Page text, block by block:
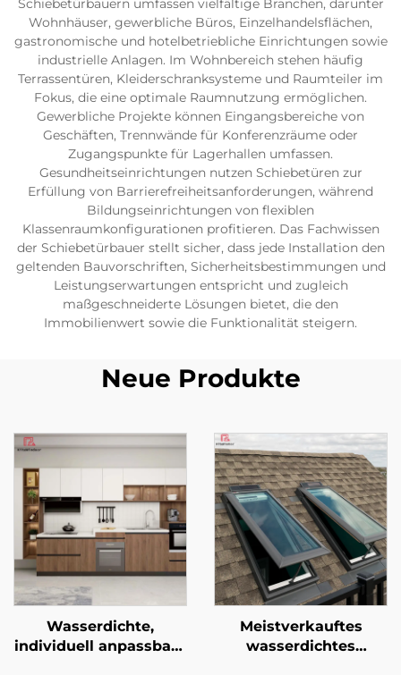
Schiebetürbauern umfassen vielfältige Branchen, darunter
Wohnhäuser, gewerbliche Büros, Einzelhandelsflächen,
gastronomische und hotelbetriebliche Einrichtungen sowie
industrielle Anlagen. Im Wohnbereich stehen häufig
Terrassentüren, Kleiderschranksysteme und Raumteiler im
Fokus, die eine optimale Raumnutzung ermöglichen.
Gewerbliche Projekte können Eingangsbereiche von
Geschäften, Trennwände für Konferenzräume oder
Zugangspunkte für Lagerhallen umfassen.
Gesundheitseinrichtungen nutzen Schiebetüren zur
Erfüllung von Barrierefreiheitsanforderungen, während
Bildungseinrichtungen von flexiblen
Klassenraumkonfigurationen profitieren. Das Fachwissen
der Schiebetürbauer stellt sicher, dass jede Installation den
geltenden Bauvorschriften, Sicherheitsbestimmungen und
Leistungserwartungen entspricht und zugleich
maßgeschneiderte Lösungen bietet, die den
Immobilienwert sowie die Funktionalität steigern.
Neue Produkte
Wasserdichte,
individuell anpassbare
Meistverkauftes
wasserdichtes